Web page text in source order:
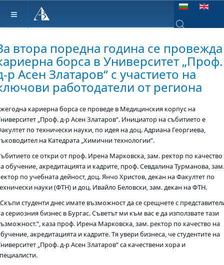
Изберете език
втора поредна година се провежда
борса в Университет „Проф.
р Асен Златаров“ с участието на
работодатели от региона
кариерна борса се проведе в Медицинския корпус на
„Проф. д-р Асен Златаров“. Инициатор на събитието е
по технически науки, по идея на доц. Адриана Георгиева,
на Катедрата „Химични технологии“.
се откри от проф. Ирена Марковска, зам. ректор по качество
обучение, акредитацията и кадрите, проф. Севдалина Турманова,
по учебната дейност, доц. Янчо Христов, декан на Факултет по
науки (ФТН) и доц. Ивайло Беловски, зам. декан на ФТН.
студенти днес имате възможност да се срещнете с
сериозния бизнес в Бургас. Съветът ми към вас е да използвате тази
каза проф. Ирена Марковска, зам. ректор по качество на
акредитацията и кадрите. Тя увери бизнеса, че студентите на
„Проф. д-р Асен Златаров“ са качествени хора и